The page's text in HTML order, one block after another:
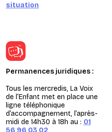
situation
Permanences juridiques :
Tous les mercredis, La Voix
de l’Enfant met en place une
ligne téléphonique
d’accompagnement, l’après-
midi de 14h30 à 18h au : 01